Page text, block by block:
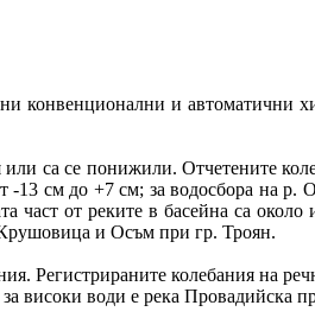
конвенционални и автоматични
са се понижили. Отчетените
-13 см до +7 см; за водосбора на р.
от реките в басейна са около
и Осъм при гр. Троян.
Регистрираните колебания на
високи води е река Провадийска